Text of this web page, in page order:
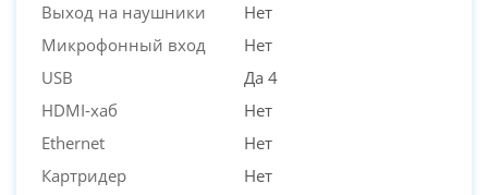
Выход на наушники
Нет
Микрофонный вход
Нет
USB
Да 4
HDMI-хаб
Нет
Ethernet
Нет
Картридер
Нет